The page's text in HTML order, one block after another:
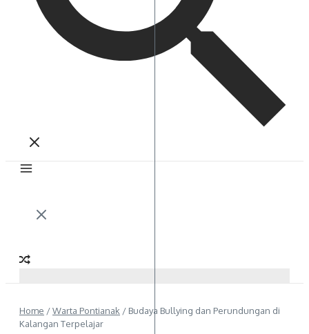
Home /Warta Pontianak / Budaya Bullying dan Perundungan di
Kalangan Terpelajar